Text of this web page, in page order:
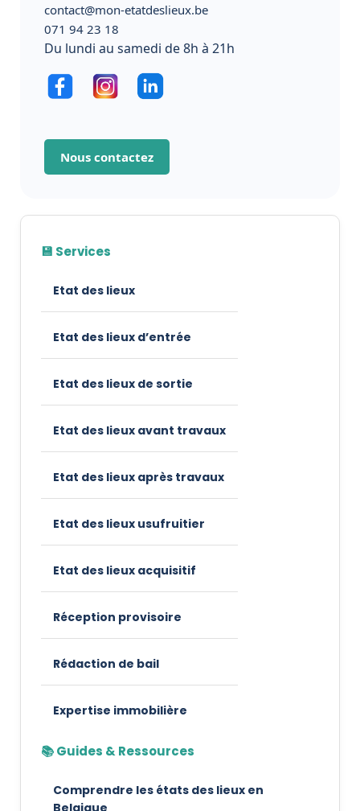
contact@mon-etatdeslieux.be
071 94 23 18
Du lundi au samedi de 8h à 21h
Nous contactez
💾 Services
Etat des lieux
Etat des lieux d’entrée
Etat des lieux de sortie
Etat des lieux avant travaux
Etat des lieux après travaux
Etat des lieux usufruitier
Etat des lieux acquisitif
Réception provisoire
Rédaction de bail
Expertise immobilière
📚 Guides & Ressources
Comprendre les états des lieux en
Belgique